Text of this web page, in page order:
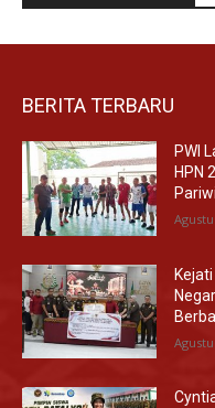
BERITA TERBARU
PWI
HPN